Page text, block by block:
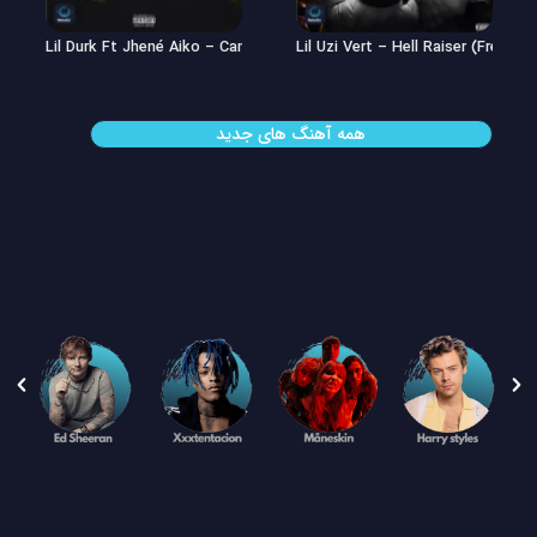
Lil Durk Ft Jhené Aiko – Can’t
Lil Uzi Vert – Double See
همه آهنگ های جدید